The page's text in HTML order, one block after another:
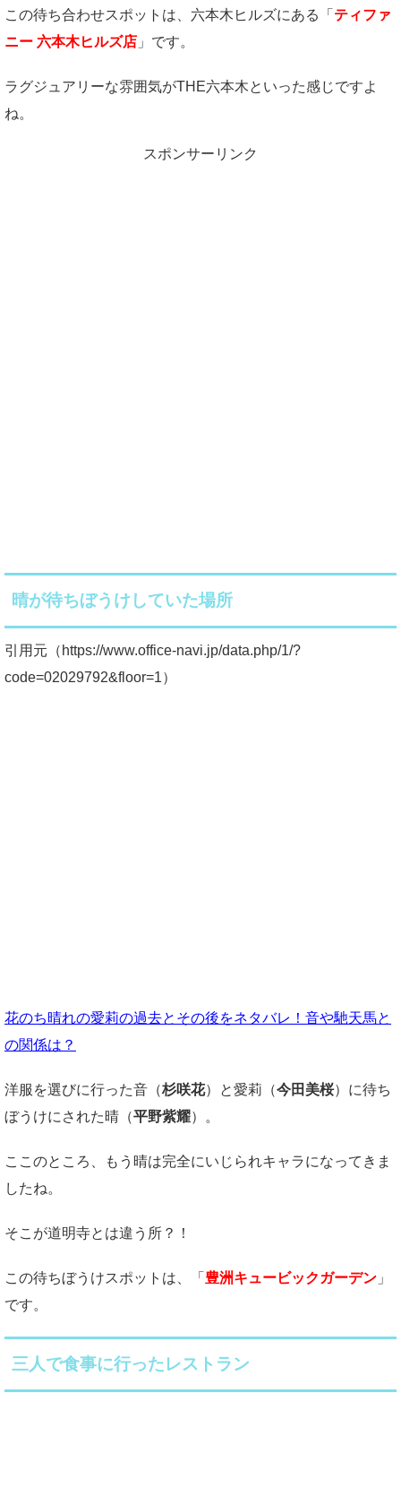
この待ち合わせスポットは、六本木ヒルズにある「 ティファ
ニー 六本木ヒルズ店 」です。
ラグジュアリーな雰囲気がTHE六本木といった感じですよ
ね。
スポンサーリンク
晴が待ちぼうけしていた場所
引用元（https://www.office-navi.jp/data.php/1/?
code=02029792&floor=1）
花のち晴れの愛莉の過去とその後をネタバレ！音や馳天馬と
の関係は？
洋服を選びに行った音（杉咲花）と愛莉（今田美桜）に待ち
ぼうけにされた晴（平野紫耀）。
ここのところ、もう晴は完全にいじられキャラになってきま
したね。
そこが道明寺とは違う所？！
この待ちぼうけスポットは、「 豊洲キュービックガーデン 」
です。
三人で食事に行ったレストラン